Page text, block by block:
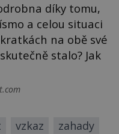
díky tomu,
a celou situaci
na obě své
stalo? Jak
vzkaz zahady